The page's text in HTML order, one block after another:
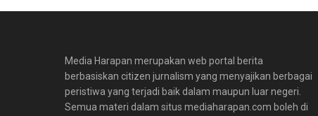
Media Harapan merupakan web portal berita
berbasiskan citizen jurnalism yang menyajikan berbagai
peristiwa yang terjadi baik dalam maupun luar negeri.
Semua materi dalam situs mediaharapan.com boleh di